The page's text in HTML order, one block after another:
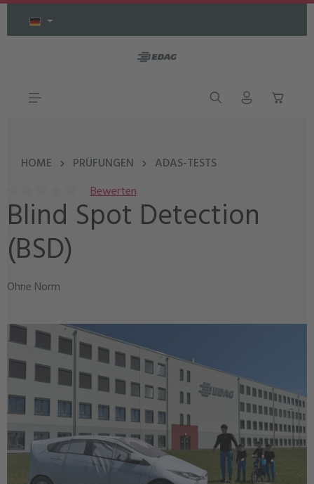
Zum Hauptinhalt springen
HOME PRÜFUNGEN ADAS-TESTS
Durchschnittliche Bewertung von 0 von 5 Sternen
Bewerten
Blind Spot Detection
(BSD)
Ohne Norm